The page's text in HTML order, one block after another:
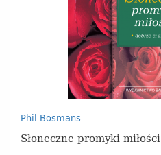
Phil Bosmans
Słoneczne promyki miłości